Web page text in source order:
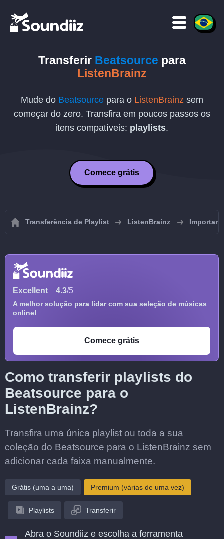
Transferir Beatsource para
ListenBrainz
Mude do Beatsourcepara o ListenBrainz sem
começar do zero. Transfira em poucos passos os
itens compatíveis: playlists.
Comece grátis
Transferência de Playlist ListenBrainz Importar
Excellent 4.3/5
A melhor solução para lidar com sua seleção de músicas
online!
Comece grátis
Como transferir playlists do
Beatsource para o
ListenBrainz?
Transfira uma única playlist ou toda a sua
coleção do Beatsource para o ListenBrainz sem
adicionar cada faixa manualmente.
Grátis (uma a uma) Premium (várias de uma vez)
Playlists Transferir
Abra o Soundiiz e escolha a ferramenta